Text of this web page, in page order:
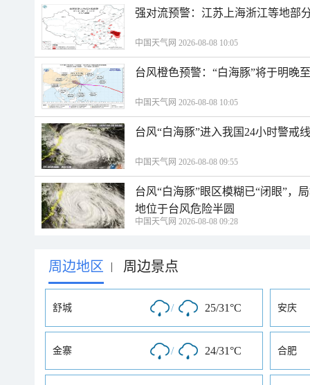
强对流预警：江苏上海浙江等地部
中国天气网 2026-08-08 10:05
台风橙色预警：“白海豚”将于明晚
中国天气网 2026-08-08 10:05
台风“白海豚”进入我国24小时警戒
中国天气网 2026-08-08 09:55
台风“白海豚”眼区模糊已“闭眼”，
地位于台风危险半圆
中国天气网 2026-08-08 09:28
周边地区 | 周边景点
舒城 / 25/31°C 安庆
金寨 / 24/31°C 合肥